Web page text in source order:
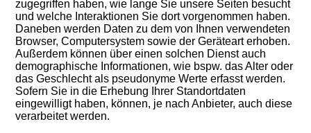
zugegriffen haben, wie lange Sie unsere Seiten besucht
und welche Interaktionen Sie dort vorgenommen haben.
Daneben werden Daten zu dem von Ihnen verwendeten
Browser, Computersystem sowie der Geräteart erhoben.
Außerdem können über einen solchen Dienst auch
demographische Informationen, wie bspw. das Alter oder
das Geschlecht als pseudonyme Werte erfasst werden.
Sofern Sie in die Erhebung Ihrer Standortdaten
eingewilligt haben, können, je nach Anbieter, auch diese
verarbeitet werden.